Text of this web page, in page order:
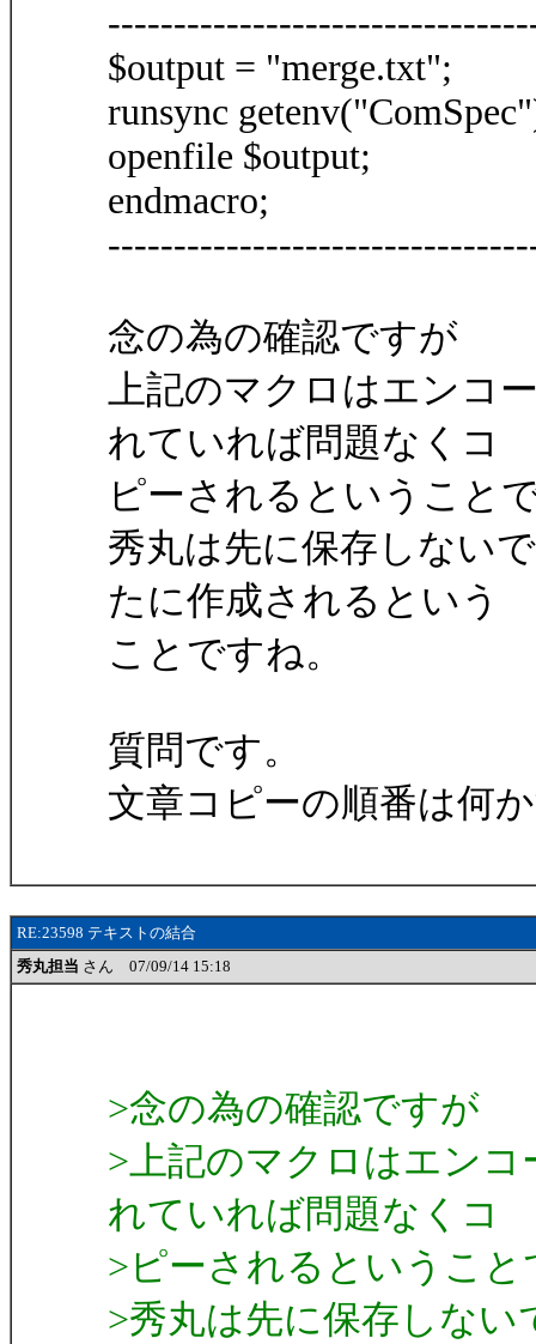
$output = "merge.txt";
runsync
openfile $output;
endmacro;
念の為の確認ですが
上記のマクロはエンコ
れていれば問題なくコ
ピーされるということ
秀丸は先に保存しない
たに作成されるという
ことですね。
質問です。
文章コピーの順番は何
RE:23598 テキストの結合
秀丸担当 さん 07/09/14 15:18
>念の為の確認ですが
>上記のマクロはエンコ
れていれば問題なくコ
>ピーされるということ
>秀丸は先に保存しない